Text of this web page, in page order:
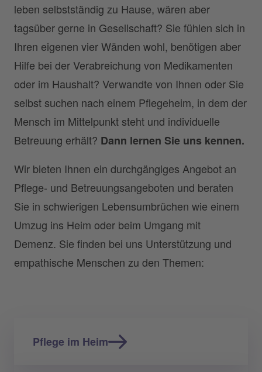
leben selbstständig zu Hause, wären aber
tagsüber gerne in Gesellschaft? Sie fühlen sich in
Ihren eigenen vier Wänden wohl, benötigen aber
Hilfe bei der Verabreichung von Medikamenten
oder im Haushalt? Verwandte von Ihnen oder Sie
selbst suchen nach einem Pflegeheim, in dem der
Mensch im Mittelpunkt steht und individuelle
Betreuung erhält? Dann lernen Sie uns kennen.
Wir bieten Ihnen ein durchgängiges Angebot an
Pflege- und Betreuungsangeboten und beraten
Sie in schwierigen Lebensumbrüchen wie einem
Umzug ins Heim oder beim Umgang mit
Demenz. Sie finden bei uns Unterstützung und
empathische Menschen zu den Themen:
Pflege im Heim